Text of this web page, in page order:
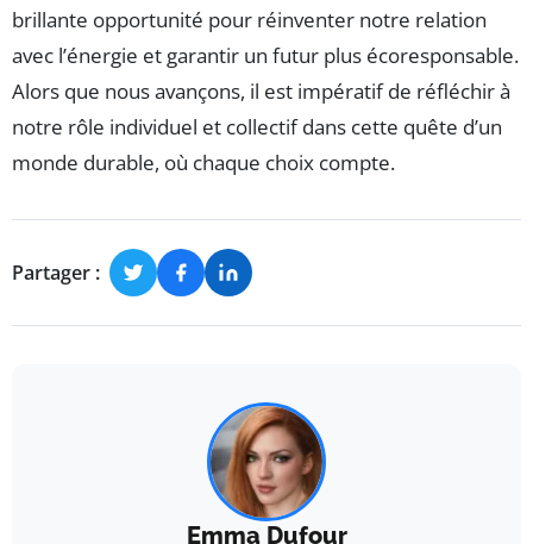
brillante opportunité pour réinventer notre relation
avec l’énergie et garantir un futur plus écoresponsable.
Alors que nous avançons, il est impératif de réfléchir à
notre rôle individuel et collectif dans cette quête d’un
monde durable, où chaque choix compte.
Partager :
Emma Dufour